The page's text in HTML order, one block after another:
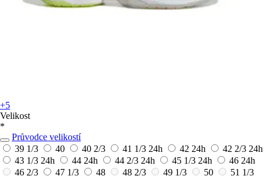
+5
Velikost
*
Průvodce velikostí
39 1/3
40 40 2/3 41 1/3 24h 42 24h 42 2/3 24h
43 1/3 24h 44 24h 44 2/3 24h 45 1/3 24h 46 24h
46 2/3
47 1/3 48 48 2/3 49 1/3 50
51 1/3